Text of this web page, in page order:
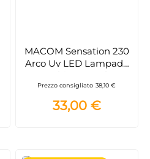
MACOM Sensation 230
Arco Uv LED Lampada
Semipermanente
Prezzo consigliato 38,10 €
33,00 €